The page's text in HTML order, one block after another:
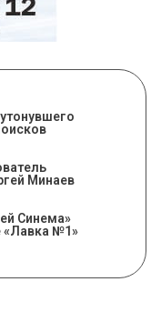
Минаев
Синема»
«Лавка №1»